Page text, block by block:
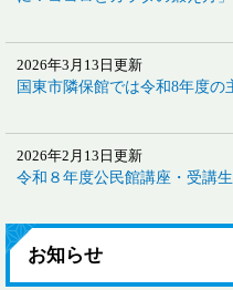
2026年3月13日更新
国東市隣保館では令和8年度
2026年2月13日更新
令和８年度公民館講座・受講生
お知らせ